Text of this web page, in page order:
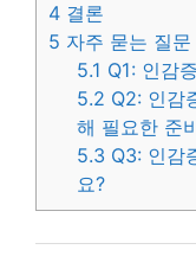
4 결론
5 자주 묻는 질문
5.1 Q1: 인감
5.2 Q2: 인감
해 필요한 준
5.3 Q3: 인감
요?